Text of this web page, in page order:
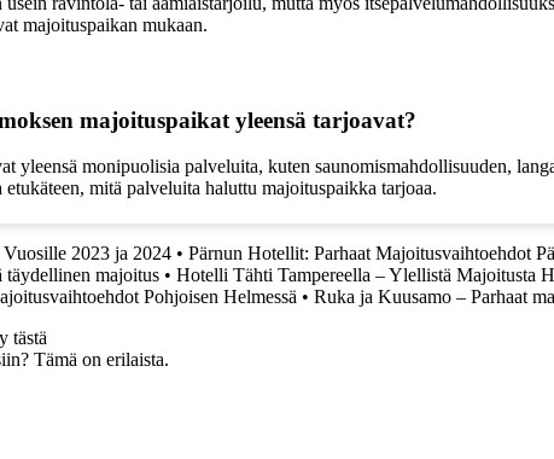
majoituspaikan mukaan.
majoituspaikat yleensä tarjoavat?
yleensä monipuolisia palveluita, kuten saunomismahdollisuuden,
mitä palveluita haluttu majoituspaikka tarjoaa.
2023 ja 2024 • Pärnun Hotellit: Parhaat Majoitusvaihtoehdot
majoitus • Hotelli Tähti Tampereella – Ylellistä Majoitusta
Pohjoisen Helmessä • Ruka ja Kuusamo – Parhaat
tästä
Tämä on erilaista.